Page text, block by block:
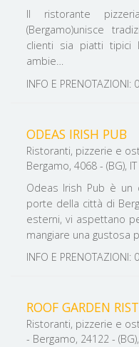
Il ristorante
(Bergamo)unisce
clienti sia piatti tipici
ambie…
INFO E PRENOTAZIONI:
ODEAS IRISH PUB
Ristoranti, pizzerie e osterie - Borgo
Bergamo, 4068 - (BG), IT
Odeas Irish Pub è un
porte della città di
esterni, vi aspettano
mangiare una gustosa
INFO E PRENOTAZIONI:
ROOF GARDEN
Ristoranti, pizzerie e osterie - Piazza della
- Bergamo, 24122 -